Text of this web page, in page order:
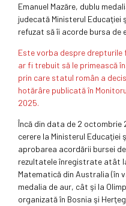
Emanuel Mazăre, dublu
judecată Ministerul
refuzat să îi acorde bursa de
Este vorba despre drepturile
ar fi trebuit să le primească
prin care statul român a
hotărâre publicată în
2025.
Încă din data de 2 octombrie
cerere la Ministerul
aprobarea acordării bursei
rezultatele înregistrate atât
Matematică din Australia (în
medalia de aur, cât şi la
organizată în Bosnia şi